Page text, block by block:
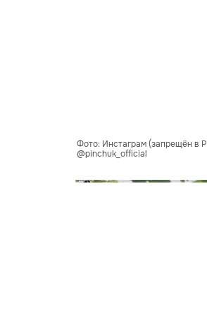
Фото: Инстаграм (запрещён в
@pinchuk_official